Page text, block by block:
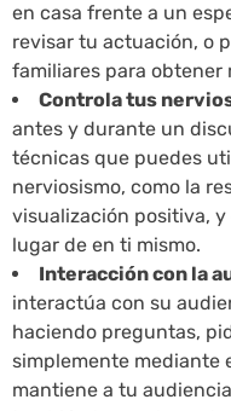
en casa frente a un
revisar tu actuación, o
familiares para obtener
Controla tus
antes y durante un
técnicas que puedes
nerviosismo, como la
visualización positiva,
lugar de en ti mismo.
Interacción con la
interactúa con su
haciendo preguntas,
simplemente mediante
mantiene a tu